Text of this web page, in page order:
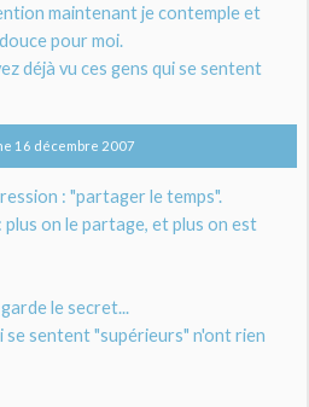
maintenant je contemple et
pour moi.
déjà vu ces gens qui se sentent
16 décembre 2007
: "partager le temps".
plus on le partage, et plus on est
le secret...
sentent "supérieurs" n'ont rien